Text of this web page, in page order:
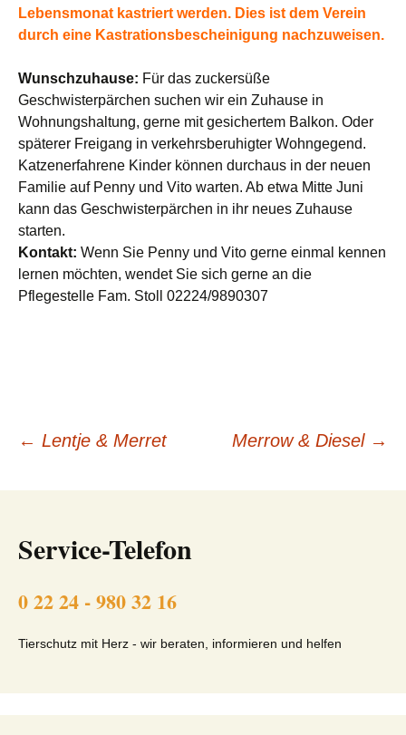
Lebensmonat kastriert werden. Dies ist dem Verein
durch eine Kastrationsbescheinigung nachzuweisen.
Wunschzuhause: Für das zuckersüße
Geschwisterpärchen suchen wir ein Zuhause in
Wohnungshaltung, gerne mit gesichertem Balkon. Oder
späterer Freigang in verkehrsberuhigter Wohngegend.
Katzenerfahrene Kinder können durchaus in der neuen
Familie auf Penny und Vito warten. Ab etwa Mitte Juni
kann das Geschwisterpärchen in ihr neues Zuhause
starten.
Kontakt: Wenn Sie Penny und Vito gerne einmal kennen
lernen möchten, wendet Sie sich gerne an die
Pflegestelle Fam. Stoll 02224/9890307
Beitragsnavigation
← Lentje & Merret Merrow & Diesel →
Service-Telefon
0 22 24 - 980 32 16
Tierschutz mit Herz - wir beraten, informieren und helfen